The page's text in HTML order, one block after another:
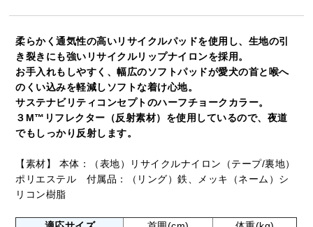
柔らかく通気性の高いリサイクルパッドを使用し、生地の引
き裂きにも強いリサイクルリップナイロンを採用。
お手入れもしやすく、幅広のソフトパッドが愛犬の首と喉へ
のくい込みを軽減しソフトな着け心地。
サステナビリティコンセプトのハーフチョークカラー。
３M™リフレクター（反射素材）を使用しているので、夜道
でもしっかり反射します。
【素材】 本体：（表地）リサイクルナイロン（テープ/裏地）
ポリエステル 付属品：（リング）鉄、メッキ（ネーム）シ
リコン樹脂